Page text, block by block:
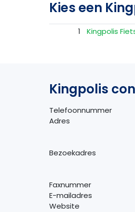
Kies een
1 Kingpolis
Kingpolis
Telefoonnummer
Adres
Bezoekadres
Faxnummer
E-mailadres
Website